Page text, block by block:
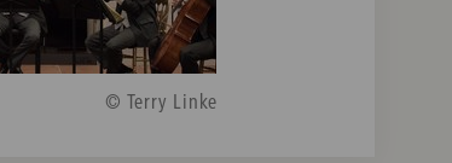
© Terry Linke